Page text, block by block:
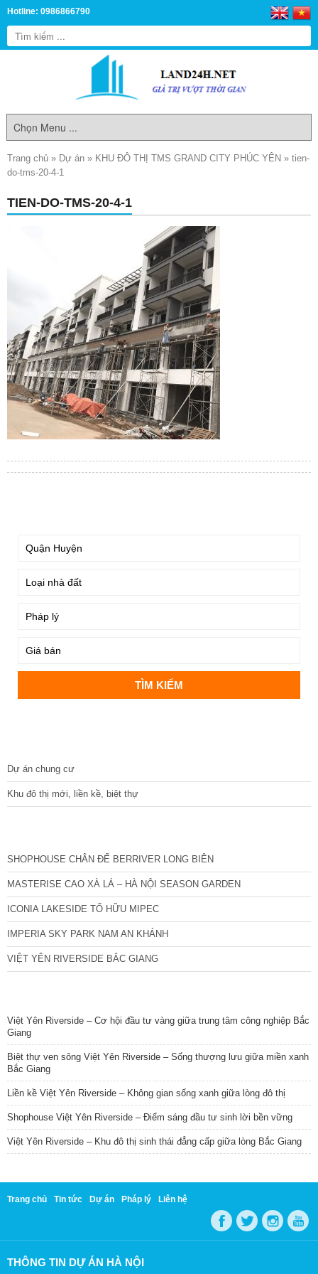
Hotline: 0986866790
Trang chủ » Dự án » KHU ĐÔ THỊ TMS GRAND CITY PHÚC YÊN » tien-
do-tms-20-4-1
TIEN-DO-TMS-20-4-1
Dự án chung cư
Khu đô thị mới, liền kề, biệt thự
SHOPHOUSE CHÂN ĐẾ BERRIVER LONG BIÊN
MASTERISE CAO XÀ LÁ – HÀ NỘI SEASON GARDEN
ICONIA LAKESIDE TỐ HỮU MIPEC
IMPERIA SKY PARK NAM AN KHÁNH
VIỆT YÊN RIVERSIDE BẮC GIANG
Việt Yên Riverside – Cơ hội đầu tư vàng giữa trung tâm công nghiệp Bắc
Giang
Biệt thự ven sông Việt Yên Riverside – Sống thượng lưu giữa miền xanh
Bắc Giang
Liền kề Việt Yên Riverside – Không gian sống xanh giữa lòng đô thị
Shophouse Việt Yên Riverside – Điểm sáng đầu tư sinh lời bền vững
Việt Yên Riverside – Khu đô thị sinh thái đẳng cấp giữa lòng Bắc Giang
Trang chủ Tin tức Dự án Pháp lý Liên hệ
THÔNG TIN DỰ ÁN HÀ NỘI